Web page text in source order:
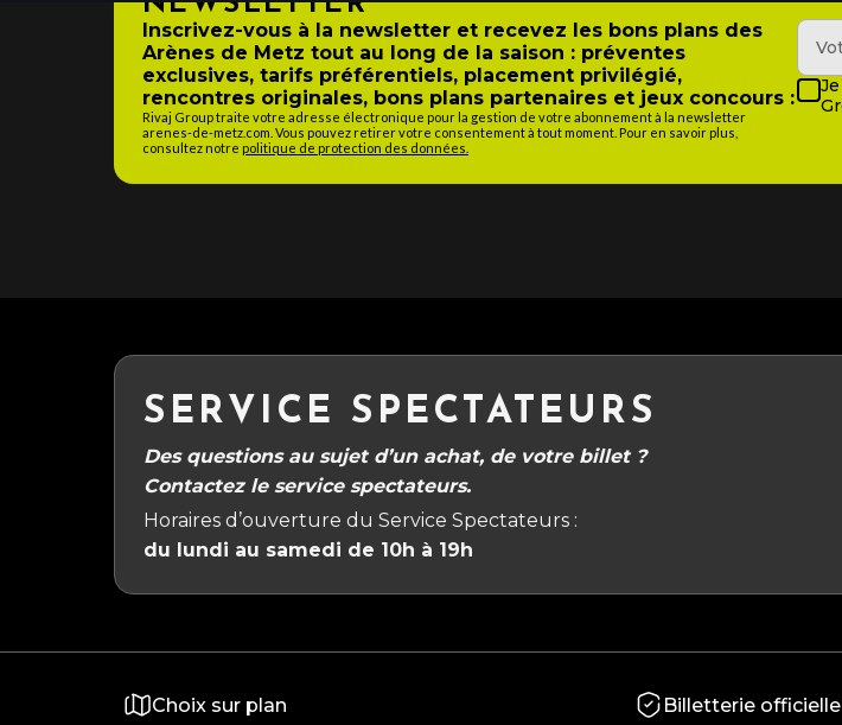
Inscrivez-vous à la newsletter et recevez les bons plans des
Arènes de Metz tout au long de la saison : préventes
exclusives, tarifs préférentiels, placement privilégié,
rencontres originales, bons plans partenaires et jeux concours :
Rivaj Group traite votre adresse électronique pour la gestion de votre abonnement à la newsletter
arenes-de-metz.com. Vous pouvez retirer votre consentement à tout moment. Pour en savoir plus,
consultez notre politique de protection des données.
SERVICE SPECTATEURS
Des questions au sujet d’un achat, de votre billet ?
Contactez le service spectateurs.
Horaires d’ouverture du Service Spectateurs :
du lundi au samedi de 10h à 19h
Choix sur plan Billetterie officielle